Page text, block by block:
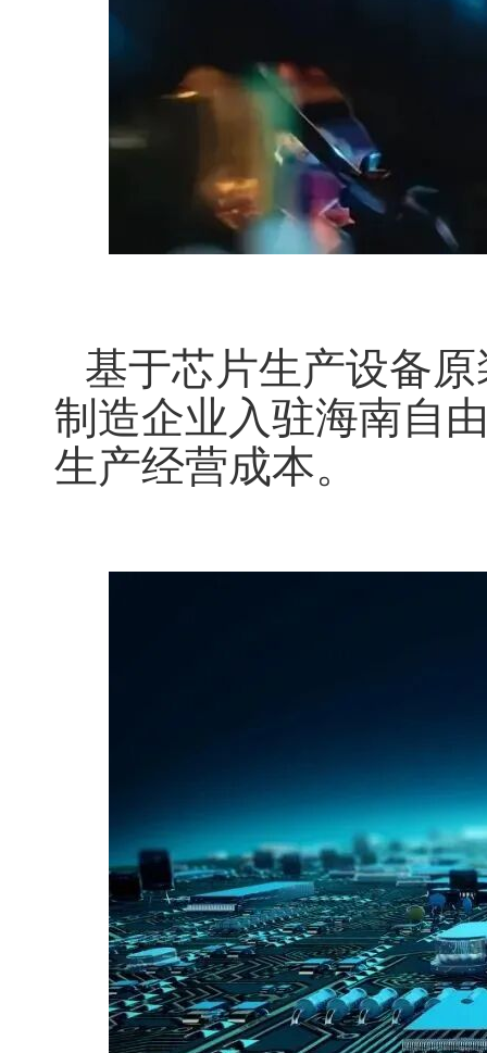
基于芯片生产设备
制造企业 入驻海南自
生产经营成本。